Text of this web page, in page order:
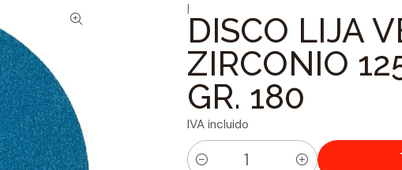
|
DISCO LIJA
ZIRCONIO
GR. 180
IVA incluido